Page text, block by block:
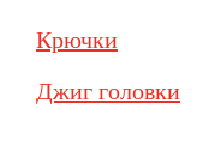
Крючки
Джиг головки